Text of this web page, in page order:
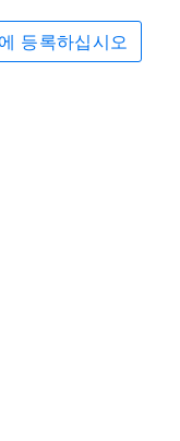
등록하십시오